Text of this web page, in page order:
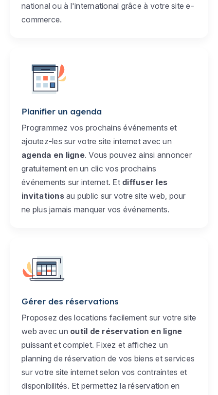
national ou à l'international grâce à votre site e-
commerce.
Planifier un agenda
Programmez vos prochains événements et
ajoutez-les sur votre site internet avec un
agenda en ligne. Vous pouvez ainsi annoncer
gratuitement en un clic vos prochains
événements sur internet. Et diffuser les
invitationsau public sur votre site web, pour
ne plus jamais manquer vos événements.
Gérer des réservations
Proposez des locations facilement sur votre site
web avec un outil de réservation en ligne
puissant et complet. Fixez et affichez un
planning de réservation de vos biens et services
sur votre site internet selon vos contraintes et
disponibilités. Et permettez la réservation en